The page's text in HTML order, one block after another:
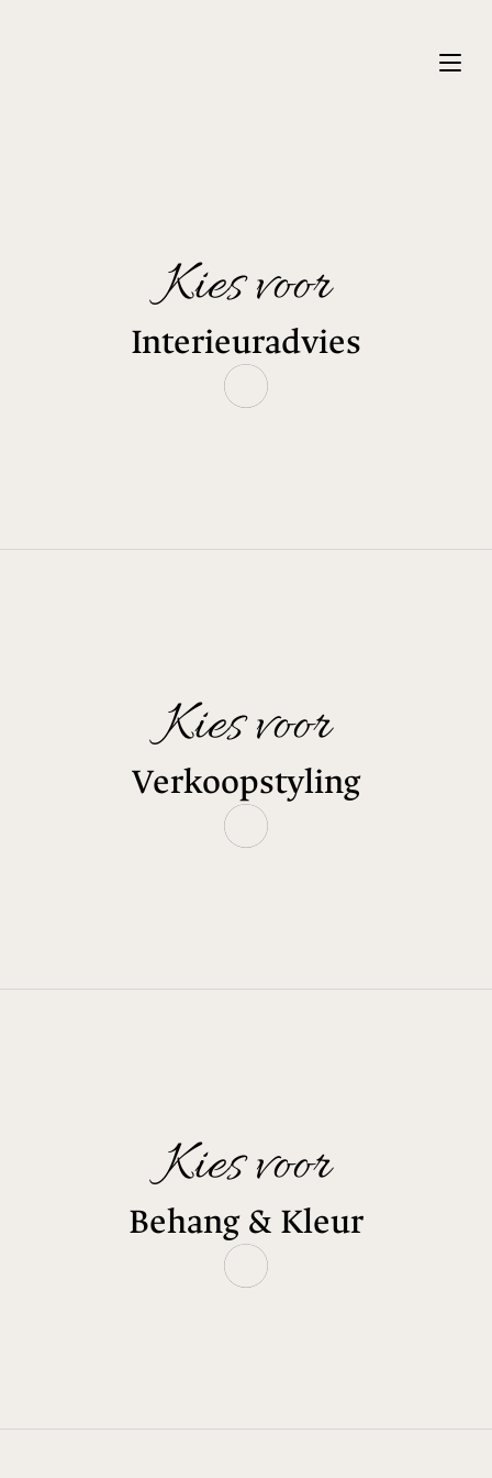
Kies voor
Interieuradvies
Kies voor
Verkoopstyling
Kies voor
Behang & Kleur